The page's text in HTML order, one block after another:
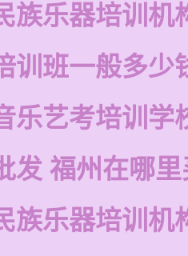
族乐器培训机
训班一般多少
乐艺考培训学
发 福州在哪
族乐器培训机